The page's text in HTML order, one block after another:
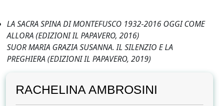
LA SACRA SPINA DI MONTEFUSCO 1932-2016 OGGI COME
ALLORA (EDIZIONI IL PAPAVERO, 2016)
SUOR MARIA GRAZIA SUSANNA. IL SILENZIO E LA
PREGHIERA (EDIZIONI IL PAPAVERO, 2019)
RACHELINA AMBROSINI